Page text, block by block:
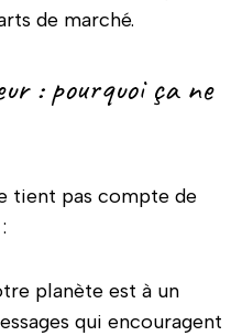
de marché.
: pourquoi ça ne
tient pas compte de
planète est à un
qui encouragent